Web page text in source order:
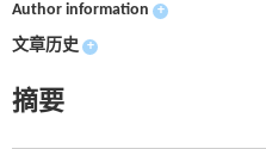
Author information +
文章历史 +
摘要